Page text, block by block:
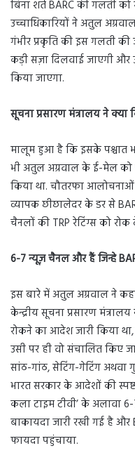
बिना शर्त BARC की गलती
उच्चाधिकारियों ने अतुल
गंभीर प्रकृति की इस गलती की
कड़ी सज़ा दिलवाई जाएगी और
किया जाएगा.
सूचना प्रसारण मंत्रालय ने क्या
मालूम हुआ है कि इसके पश्चात
भी अतुल अग्रवाल के ई-मेल
किया था. चौतरफा
व्यापक छीछालेदर के डर से
चैनलों की TRP रेटिंग्स को
6-7 न्यूज़ चैनल और हैं जिन्हे
इस बारे में अतुल अग्रवाल ने
केन्द्रीय सूचना प्रसारण
रोकने का आदेश जारी किया
उसी पर ही वो संचालित किए
सांठ-गांठ, सेटिंग-गेटिंग अथवा
भारत सरकार के आदेशों की
कला टाइम टीवी’ के अलावा
बाकायदा जारी रखी गई है और
फायदा पहुंचाया.